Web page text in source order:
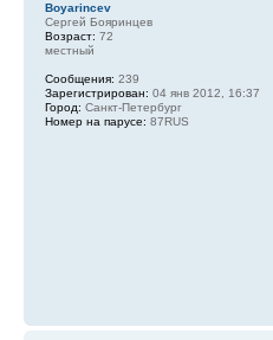
Boyarincev
Сергей Бояринцев
Возраст: 72
местный
Сообщения: 239
Зарегистрирован: 04 янв 2012, 16:37
Город: Санкт-Петербург
Номер на парусе: 87RUS